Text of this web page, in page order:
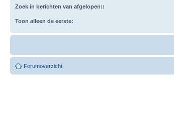
Zoek in berichten van afgelopen::
Toon alleen de eerste:
Forumoverzicht